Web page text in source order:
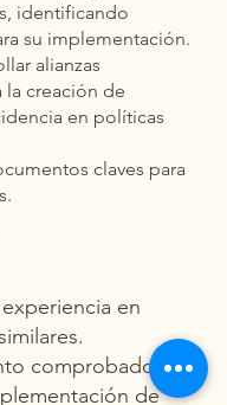
identificando
su implementación.
alianzas
la creación de
en políticas
claves para
en
comprobado en
de